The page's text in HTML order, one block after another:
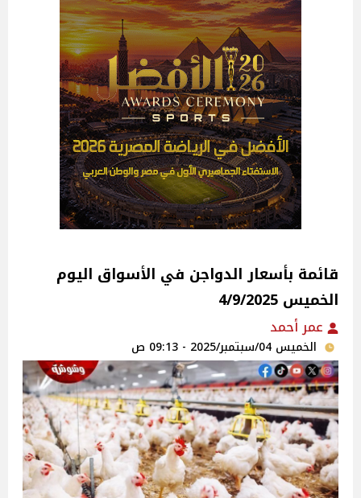
قائمة بأسعار الدواجن في الأسواق‎‎ اليوم
الخميس 4/9/2025
عمر أحمد
الخميس 04/سبتمبر/2025 - 09:13 ص